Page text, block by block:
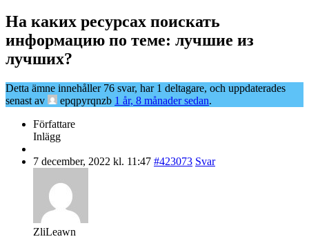
На каких ресурсах поискать
информацию по теме: лучшие из
лучших?
Detta ämne innehåller 76 svar, har 1 deltagare, och uppdaterades
senast av
epqpyrqnzb 1 år, 8 månader sedan.
Författare
Inlägg
7 december, 2022 kl. 11:47 #423073 Svar
ZliLeawn